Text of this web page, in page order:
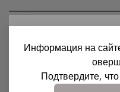
Сахар
Cухое
Страна происхождения
Для доступа на сайт
совершеннолетие и
cookies.
Информация на
Подтвердите,